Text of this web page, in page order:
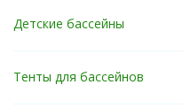
Детские бассейны
Тенты для бассейнов